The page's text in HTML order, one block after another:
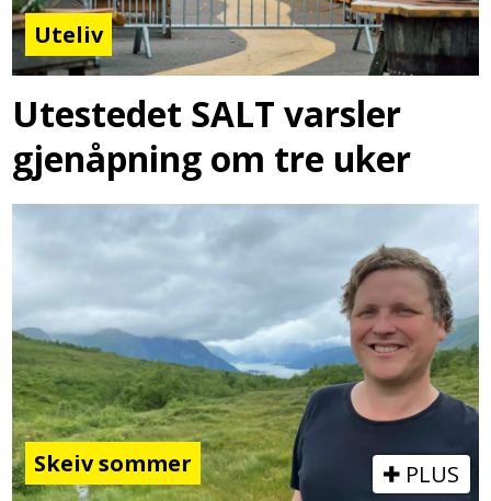
Uteliv
Utestedet SALT varsler
gjenåpning om tre uker
Skeiv sommer PLUS